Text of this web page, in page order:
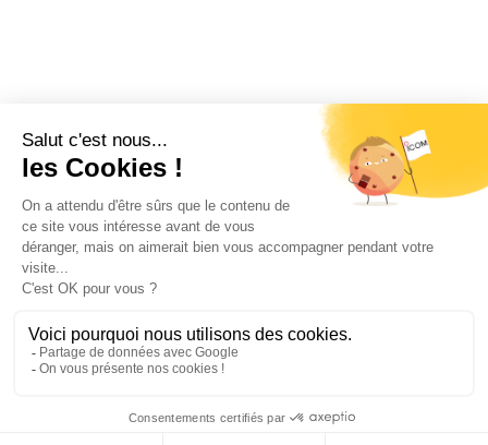
Restez informé !Abonnez-vous à la newsletter et recevez
toutes les actualités d’ICOM France
ÉVÉNEMENTS
RECRUTEMENT